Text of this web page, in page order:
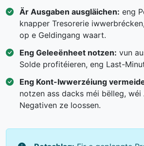
Är Ausgaben ausgläichen: eng
knapper Tresorerie
op e Geldingang waart.
Eng Geleeënheet notzen: vun
Solde profitéieren, eng Last-
Eng Kont-Iwwerzéiung
notzen ass dacks méi bëlleg, wéi
Negativen ze loossen.